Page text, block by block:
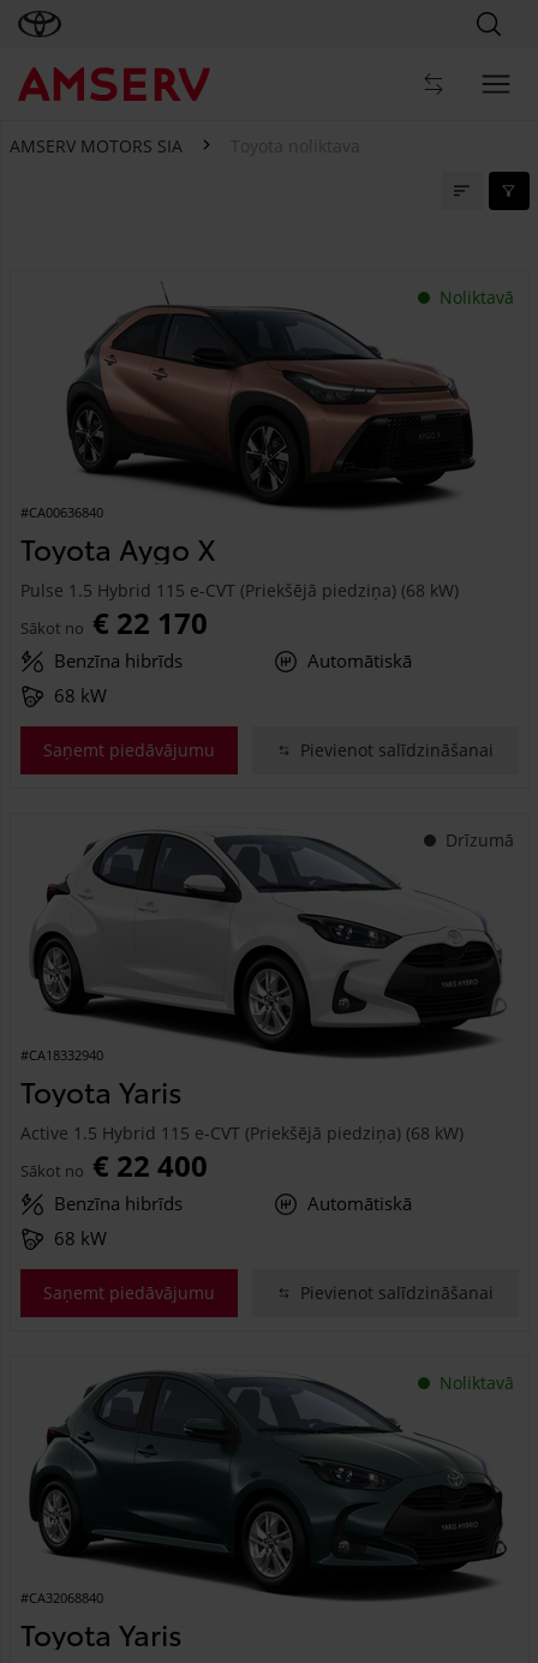
AMSERV MOTORS SIA Toyota noliktava
Noliktavā
#CA00636840
Toyota Aygo X
Pulse 1.5 Hybrid 115 e-CVT (Priekšējā piedziņa) (68 kW)
Sākot no € 22 170
Benzīna hibrīds
Automātiskā
68 kW
Saņemt piedāvājumu Pievienot salīdzināšanai
Drīzumā
#CA18332940
Toyota Yaris
Active 1.5 Hybrid 115 e-CVT (Priekšējā piedziņa) (68 kW)
Sākot no € 22 400
Benzīna hibrīds
Automātiskā
68 kW
Saņemt piedāvājumu Pievienot salīdzināšanai
Noliktavā
#CA32068840
Toyota Yaris